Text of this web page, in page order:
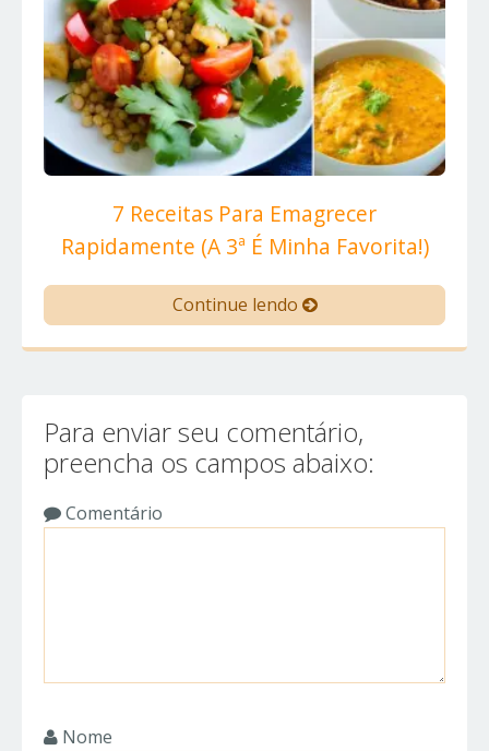
7 Receitas Para Emagrecer
Rapidamente (A 3ª É Minha Favorita!)
Continue lendo
Para enviar seu comentário,
preencha os campos abaixo:
Comentário
Nome